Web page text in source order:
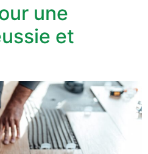
une
et